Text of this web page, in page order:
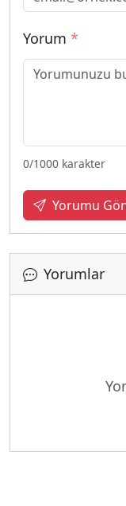
Yorum *
0/1000 karakter
Yorumu
Yorumlar